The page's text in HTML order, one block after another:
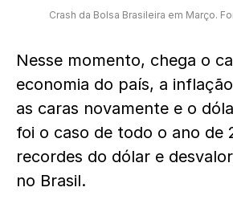
Crash da Bolsa Brasileira em Março.
Nesse momento, chega o
economia do país, a
as caras novamente e o
foi o caso de todo o ano de
recordes do dólar e
no Brasil.